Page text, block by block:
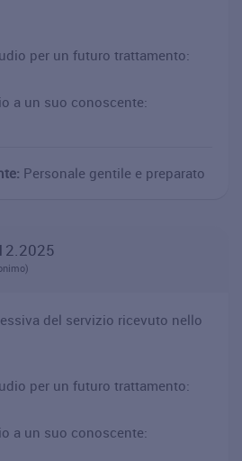
per un futuro trattamento:
a un suo conoscente:
Personale gentile e preparato
del servizio ricevuto nello
per un futuro trattamento:
a un suo conoscente: